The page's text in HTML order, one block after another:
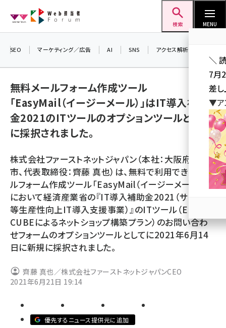
ン
検索 MENU
seo (3519)
ai (2801)
note (2310)
セミナー (2301)
z世代 (1620)
meo (1274)
llmo (1160)
SEO マーケティング／広告 AI SNS アクセス解析／データ分析
無料メールフォーム作成ツール
「EasyMail（イージーメール）」はIT導入補助
金2021のITツールのオプションツールとして
に採択されました。
株式会社ファーストネットジャパン（本社：大阪府大阪
市、代表取締役：齊藤 真也）は、無料で利用できるメー
ルフォーム作成ツール「EasyMail（イージーメール）」
において経済産業省の『IT導入補助金2021（サービス
等生産性向上IT導入支援事業）』のITツール（EC-
CUBEによるネットショップ構築プラン）のお問い合わ
せフォームのオプションツールとしてに2021年6月14
日に新規に採択されました。
齊藤 真也／株式会社ファーストネットジャパンCEO
2021年6月21日 19:14
優先するニュース提供元に追加
＼
7月
差し
▼ア